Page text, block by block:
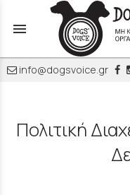
menu
info@dogsvoice.gr
Πολιτική